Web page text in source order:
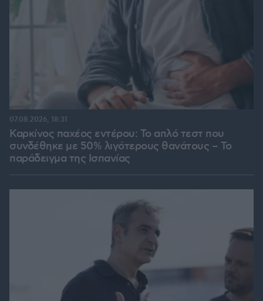
Καρκίνος παχέος εντέρου: Το απλό τεστ που
συνδέθηκε με 50% λιγότερους θανάτους – Το
παράδειγμα της Ισπανίας
07.08.2026, 18:31